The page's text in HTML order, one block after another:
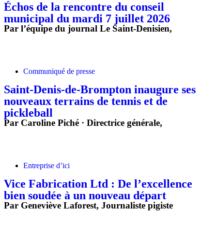
Échos de la rencontre du conseil
municipal du mardi 7 juillet 2026
Par l’équipe du journal Le Saint-Denisien,
Communiqué de presse
Saint‑Denis‑de‑Brompton inaugure ses
nouveaux terrains de tennis et de
pickleball
Par Caroline Piché · Directrice générale,
Entreprise d’ici
Vice Fabrication Ltd : De l’excellence
bien soudée à un nouveau départ
Par Geneviève Laforest, Journaliste pigiste